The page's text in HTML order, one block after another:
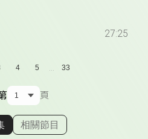
27:25
4 5 ... 33
頁
顯示相關單集
相關節目